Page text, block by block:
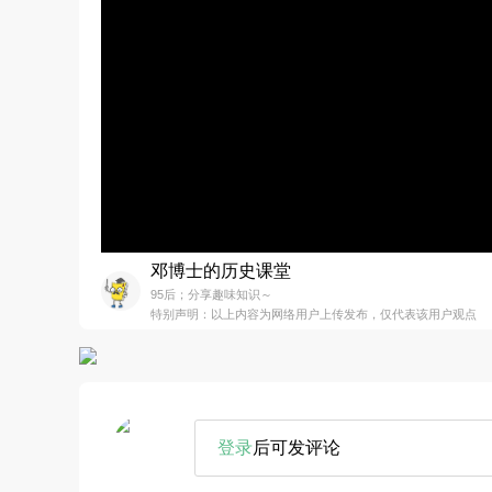
邓博士的历史课堂
95后；分享趣味知识～
特别声明：以上内容为网络用户上传发布，仅代表该用户观点
登录后可发评论